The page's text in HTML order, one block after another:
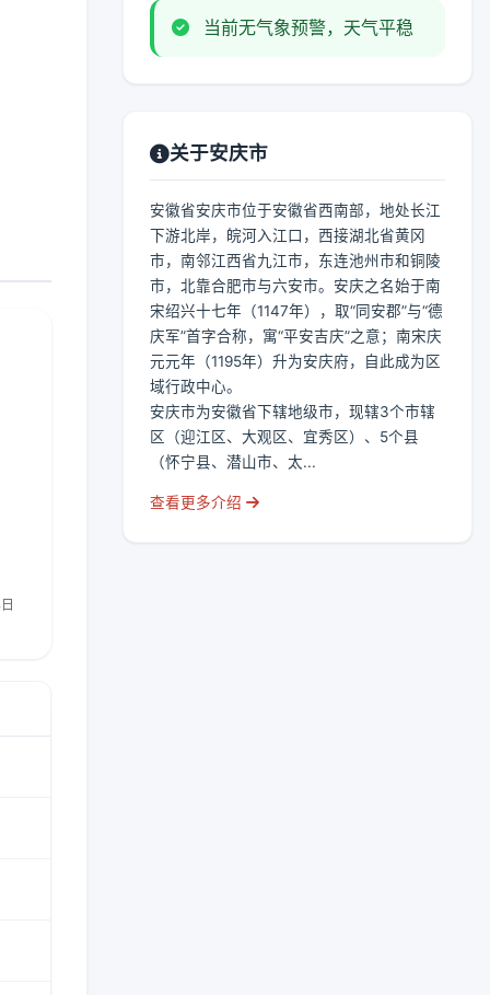
当前无气象预警，天气平稳
关于安庆市
安徽省安庆市位于安徽省西南部，地处长江
下游北岸，皖河入江口，西接湖北省黄冈
市，南邻江西省九江市，东连池州市和铜陵
市，北靠合肥市与六安市。安庆之名始于南
宋绍兴十七年（1147年），取“同安郡”与“德
庆军”首字合称，寓“平安吉庆”之意；南宋庆
元元年（1195年）升为安庆府，自此成为区
域行政中心。
安庆市为安徽省下辖地级市，现辖3个市辖
区（迎江区、大观区、宜秀区）、5个县
（怀宁县、潜山市、太...
查看更多介绍